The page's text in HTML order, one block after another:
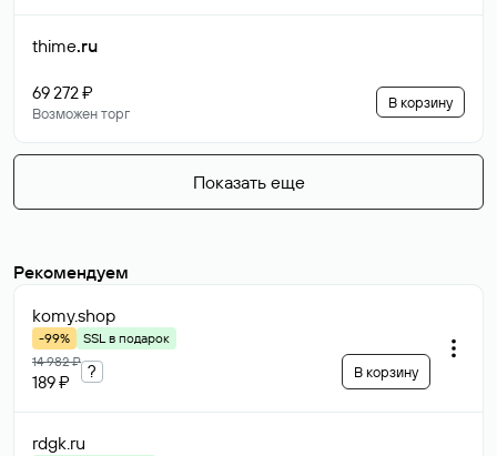
thime.ru
69 272 ₽
Возможен торг
В корзину
Показать еще
Рекомендуем
komy.shop
-99%
SSL в подарок
14 982 ₽
189 ₽
? В корзину
rdgk.ru